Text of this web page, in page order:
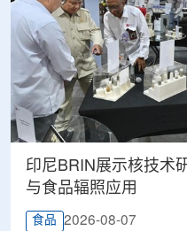
印尼BRIN展示核技术
与食品辐照应用
食品 2026-08-07